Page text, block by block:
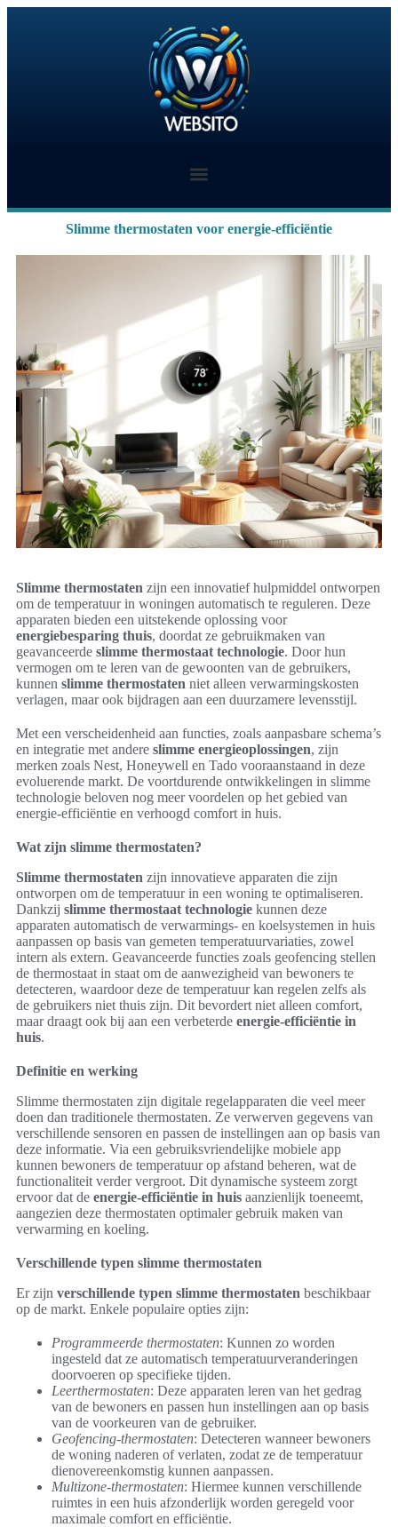
Slimme thermostaten voor energie-efficiëntie
Slimme thermostaten zijn een innovatief hulpmiddel ontworpen
om de temperatuur in woningen automatisch te reguleren. Deze
apparaten bieden een uitstekende oplossing voor
energiebesparing thuis, doordat ze gebruikmaken van
geavanceerde slimme thermostaat technologie. Door hun
vermogen om te leren van de gewoonten van de gebruikers,
kunnen slimme thermostaten niet alleen verwarmingskosten
verlagen, maar ook bijdragen aan een duurzamere levensstijl.
Met een verscheidenheid aan functies, zoals aanpasbare schema’s
en integratie met andere slimme energieoplossingen, zijn
merken zoals Nest, Honeywell en Tado vooraanstaand in deze
evoluerende markt. De voortdurende ontwikkelingen in slimme
technologie beloven nog meer voordelen op het gebied van
energie-efficiëntie en verhoogd comfort in huis.
Wat zijn slimme thermostaten?
Slimme thermostaten zijn innovatieve apparaten die zijn
ontworpen om de temperatuur in een woning te optimaliseren.
Dankzij slimme thermostaat technologie kunnen deze
apparaten automatisch de verwarmings- en koelsystemen in huis
aanpassen op basis van gemeten temperatuurvariaties, zowel
intern als extern. Geavanceerde functies zoals geofencing stellen
de thermostaat in staat om de aanwezigheid van bewoners te
detecteren, waardoor deze de temperatuur kan regelen zelfs als
de gebruikers niet thuis zijn. Dit bevordert niet alleen comfort,
maar draagt ook bij aan een verbeterde energie-efficiëntie in
huis.
Definitie en werking
Slimme thermostaten zijn digitale regelapparaten die veel meer
doen dan traditionele thermostaten. Ze verwerven gegevens van
verschillende sensoren en passen de instellingen aan op basis van
deze informatie. Via een gebruiksvriendelijke mobiele app
kunnen bewoners de temperatuur op afstand beheren, wat de
functionaliteit verder vergroot. Dit dynamische systeem zorgt
ervoor dat de energie-efficiëntie in huis aanzienlijk toeneemt,
aangezien deze thermostaten optimaler gebruik maken van
verwarming en koeling.
Verschillende typen slimme thermostaten
Er zijn verschillende typen slimme thermostaten beschikbaar
op de markt. Enkele populaire opties zijn:
Programmeerde thermostaten: Kunnen zo worden
ingesteld dat ze automatisch temperatuurveranderingen
doorvoeren op specifieke tijden.
Leerthermostaten: Deze apparaten leren van het gedrag
van de bewoners en passen hun instellingen aan op basis
van de voorkeuren van de gebruiker.
Geofencing-thermostaten: Detecteren wanneer bewoners
de woning naderen of verlaten, zodat ze de temperatuur
dienovereenkomstig kunnen aanpassen.
Multizone-thermostaten: Hiermee kunnen verschillende
ruimtes in een huis afzonderlijk worden geregeld voor
maximale comfort en efficiëntie.